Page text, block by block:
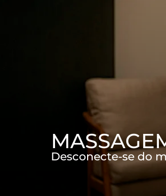
Desconecte-se do